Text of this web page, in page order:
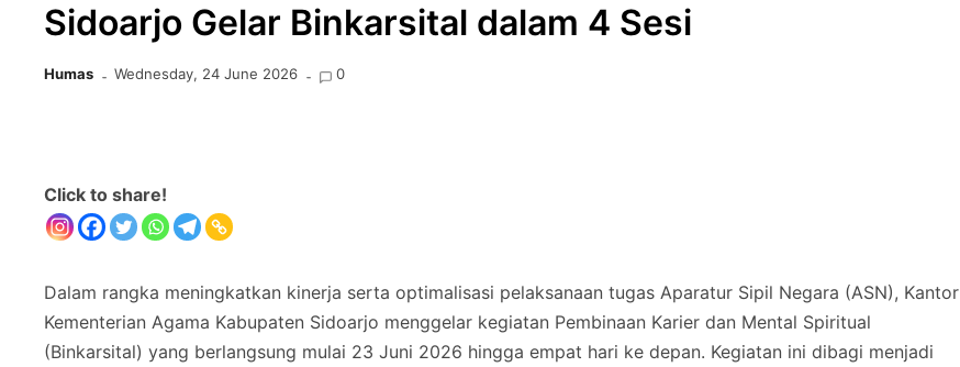
Sidoarjo Gelar Binkarsital dalam 4 Sesi
Humas Wednesday, 24 June 2026 0
Click to share!
Dalam rangka meningkatkan kinerja serta optimalisasi pelaksanaan tugas Aparatur Sipil Negara (ASN), Kantor
Kementerian Agama Kabupaten Sidoarjo menggelar kegiatan Pembinaan Karier dan Mental Spiritual
(Binkarsital) yang berlangsung mulai 23 Juni 2026 hingga empat hari ke depan. Kegiatan ini dibagi menjadi